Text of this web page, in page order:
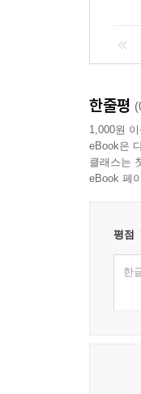
한줄평
1,000원
eBook은
클래스는
eBook 페
평점
한